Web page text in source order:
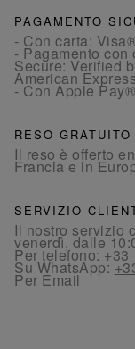
PAGAMENTO
- Con carta:
- Pagamento
Secure: Verified
American
- Con Apple
RESO GRATUITO
Il reso è offerto
Francia e in
SERVIZIO
Il nostro servizio
venerdì, dalle
Per telefono:+33
Su WhatsApp:
PerEmail